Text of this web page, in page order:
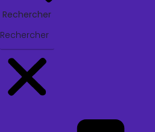
Rechercher